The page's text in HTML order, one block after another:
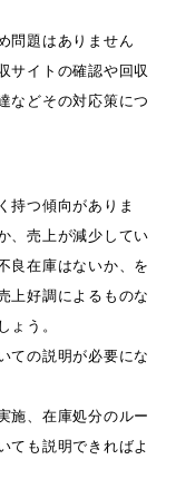
問題はありません
サイトの確認や回収
などその対応策につ
持つ傾向がありま
、売上が減少してい
良在庫はないか、を
上好調によるものな
ょう。
ての説明が必要にな
施、在庫処分のルー
ても説明できればよ